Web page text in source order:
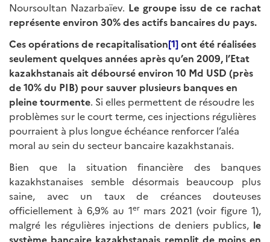
Noursoultan Nazarbaïev. Le groupe issu de ce rachat
représente environ 30% des actifs bancaires du pays.
Ces opérations de recapitalisation[1]ont été réalisées
seulement quelques années après qu’en 2009, l’Etat
kazakhstanais ait déboursé environ 10 Md USD (près
de 10% du PIB) pour sauver plusieurs banques en
pleine tourmente. Si elles permettent de résoudre les
problèmes sur le court terme, ces injections régulières
pourraient à plus longue échéance renforcer l’aléa
moral au sein du secteur bancaire kazakhstanais.
Bien que la situation financière des banques
kazakhstanaises semble désormais beaucoup plus
saine, avec un taux de créances douteuses
officiellement à 6,9% au 1ermars 2021 (voir figure 1),
malgré les régulières injections de deniers publics, le
système bancaire kazakhstanais remplit de moins en